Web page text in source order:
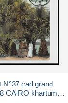
N°37 cad grand
CAIRO khartum